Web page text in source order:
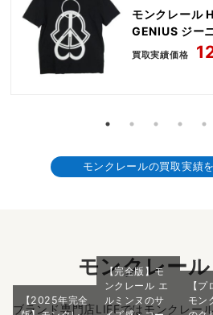
モンクレール
GENIUS ジー
買取実績価格
モンクレールの買取実績
モンクレー
ブランド専門店LIFEではモンクレー
【2025年完全
【完全版】モ
ンクレール エ
ルミンヌのサ
【プ
モン